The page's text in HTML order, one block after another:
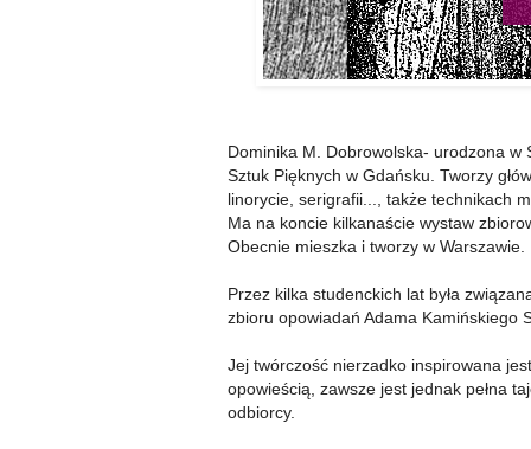
Dominika M. Dobrowolska- urodzona w
Sztuk Pięknych w Gdańsku. Tworzy
linorycie, serigrafii..., także technikach
Ma na koncie kilkanaście wystaw
Obecnie mieszka i tworzy w Warszawie.
Przez kilka studenckich lat była
zbioru opowiadań Adama Kamińskiego
Jej twórczość nierzadko inspirowana
opowieścią, zawsze jest jednak pełna
odbiorcy.